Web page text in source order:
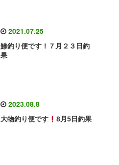
2021.07.25
鯵釣り便です！７月２３日釣
果
2023.08.8
大物釣り便です 8月5日釣果